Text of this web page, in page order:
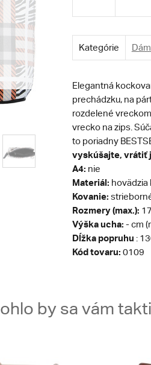
Kategórie
Elegantná
prechádzku, na
rozdelené
vrecko na zips.
to poriadny
vyskúšajte, vrátiť
A4: nie
Materiál: hovädzia
Kovanie:
Rozmery (max.):
Výška ucha: - cm
Dĺžka popruhu :
Kód tovaru: 0109
by sa vám